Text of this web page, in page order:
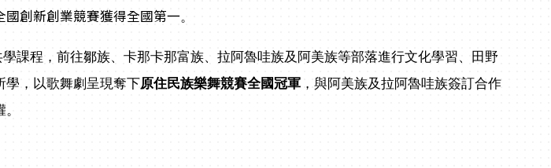
創新創業競賽獲得全國第一。
課程，前往鄒族、卡那卡那富族、拉阿魯哇族及阿美族等部落進行文化學習、田野
學，以歌舞劇呈現奪下原住民族樂舞競賽全國冠軍 ，與阿美族及拉阿魯哇族簽訂合作